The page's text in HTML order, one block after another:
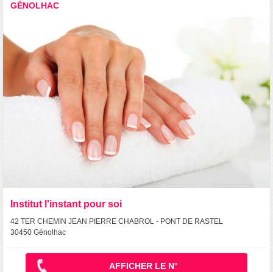
GÉNOLHAC
Institut l'instant pour soi
42 TER CHEMIN JEAN PIERRE CHABROL - PONT DE RASTEL
30450 Génolhac
AFFICHER LE N°